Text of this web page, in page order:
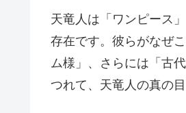
天竜人は「ワンピース
存在です。彼らがなぜ
ム様」、さらには「古
つれて、天竜人の真の